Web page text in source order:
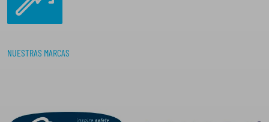
NUESTRAS MARCAS